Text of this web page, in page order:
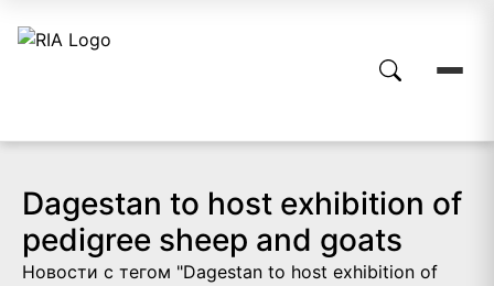
Dagestan to host exhibition of
pedigree sheep and goats
Новости с тегом "Dagestan to host exhibition of